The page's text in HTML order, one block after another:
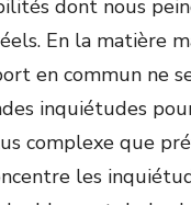
dont nous
En la matière
en commun ne
inquiétudes
complexe que
les